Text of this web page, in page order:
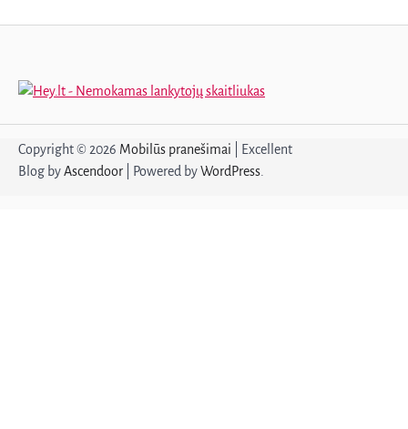
Copyright © 2026 Mobilūs pranešimai | Excellent
Blog byAscendoor | Powered byWordPress